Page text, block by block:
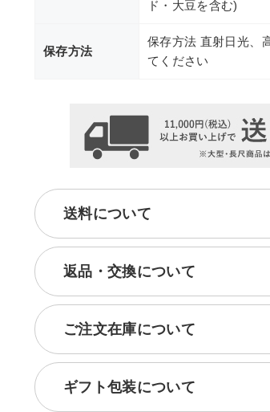
ド・大豆を含む)
保存方法
保存方法 直射日光、
てください
送料について
返品・交換について
ご注文在庫について
ギフト包装について